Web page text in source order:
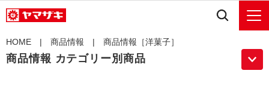
HOME | 商品情報 | 商品情報［洋菓子］
商品情報 カテゴリー別商品